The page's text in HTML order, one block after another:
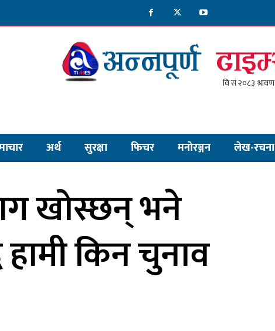
अर्थ सुरक्षा फिचर मनाेरञ्जन लेख-रचना
खोस्छन् भने
हामी किन चुनाव